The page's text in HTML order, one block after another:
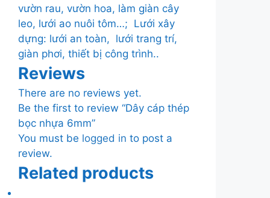
vườn rau, vườn hoa, làm giàn cây
leo, lưới ao nuôi tôm…; Lưới xây
dựng: lưới an toàn, lưới trang trí,
giàn phơi, thiết bị công trình..
Reviews
There are no reviews yet.
Be the first to review “Dây cáp thép
bọc nhựa 6mm”
You must be logged in to post a
review.
Related products